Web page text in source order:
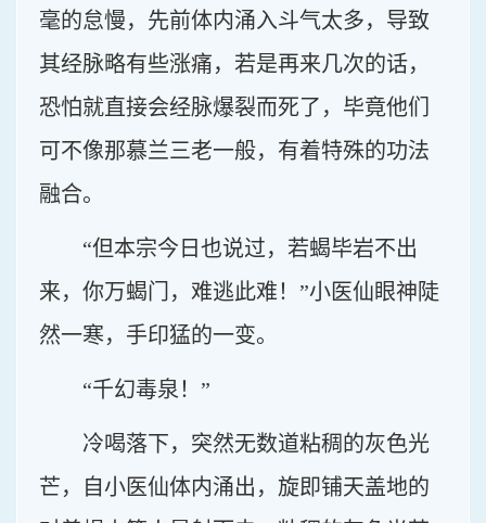
毫的怠慢，先前体内涌入斗气太多，导致
其经脉略有些涨痛，若是再来几次的话，
恐怕就直接会经脉爆裂而死了，毕竟他们
可不像那慕兰三老一般，有着特殊的功法
融合。
“但本宗今日也说过，若蝎毕岩不出
来，你万蝎门，难逃此难！”小医仙眼神陡
然一寒，手印猛的一变。
“千幻毒泉！”
冷喝落下，突然无数道粘稠的灰色光
芒，自小医仙体内涌出，旋即铺天盖地的